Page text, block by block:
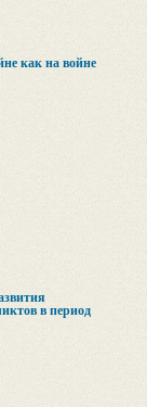
как на войне
в период